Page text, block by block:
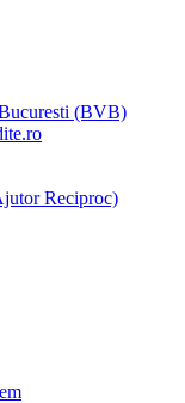
(BVB)
Reciproc)